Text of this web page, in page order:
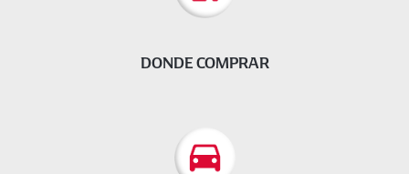
DONDE COMPRAR